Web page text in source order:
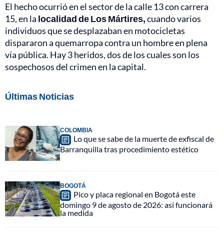
El hecho ocurrió en el sector de la calle 13 con carrera
15, en la localidad de Los Mártires,cuando varios
individuos que se desplazaban en motocicletas
dispararon a quemarropa contra un hombre en plena
vía pública. Hay 3 heridos, dos de los cuales son los
sospechosos del crimen en la capital.
Últimas Noticias
COLOMBIA
Lo que se sabe de la muerte de exfiscal de
Barranquilla tras procedimiento estético
BOGOTÁ
Pico y placa regional en Bogotá este
domingo 9 de agosto de 2026: así funcionará
la medida